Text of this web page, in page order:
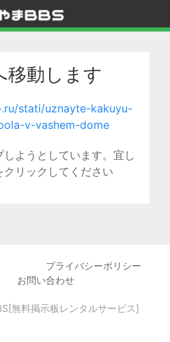
移動します
stati/uznayte-kakuyu-
v-vashem-dome
ようとしています。宜し
リックしてください
プライバシーポリシー
お問い合わせ
無料掲示板レンタルサービス]